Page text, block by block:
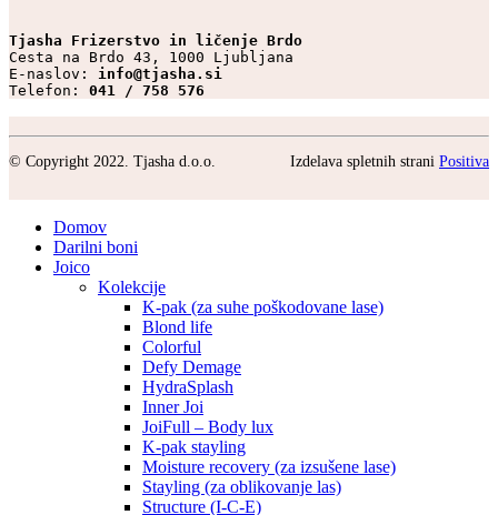
Tjasha Frizerstvo in ličenje Brdo
Cesta na Brdo 43, 1000 Ljubljana
E-naslov: info@tjasha.si
Telefon: 041 / 758 576
© Copyright 2022. Tjasha d.o.o. Izdelava spletnih strani Positiva
Domov
Darilni boni
Joico
Kolekcije
K-pak (za suhe poškodovane lase)
Blond life
Colorful
Defy Demage
HydraSplash
Inner Joi
JoiFull – Body lux
K-pak stayling
Moisture recovery (za izsušene lase)
Stayling (za oblikovanje las)
Structure (I-C-E)